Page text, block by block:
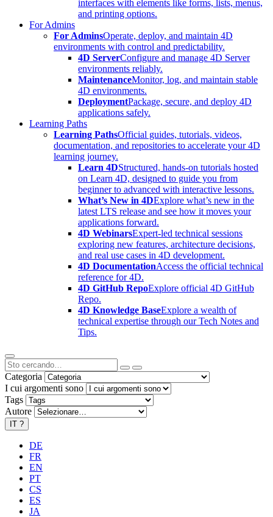
interfaces with elements like forms, lists, menus,
and printing options.
For Admins
For AdminsOperate, deploy, and maintain 4D
environments with control and predictability.
4D ServerConfigure and manage 4D Server
environments reliably.
MaintenanceMonitor, log, and maintain stable
4D environments.
DeploymentPackage, secure, and deploy 4D
applications safely.
Learning Paths
Learning PathsOfficial guides, tutorials, videos,
documentation, and repositories to accelerate your 4D
learning journey.
Learn 4DStructured, hands-on tutorials hosted
on Learn 4D, designed to guide you from
beginner to advanced with interactive lessons.
What’s New in 4DExplore what’s new in the
latest LTS release and see how it moves your
applications forward.
4D WebinarsExpert-led technical sessions
exploring new features, architecture decisions,
and real use cases in 4D development.
4D DocumentationAccess the official technical
reference for 4D.
4D GitHub RepoExplore official 4D GitHub
Repo.
4D Knowledge BaseExplore a wealth of
technical expertise through our Tech Notes and
Tips.
Categoria
I cui argomenti sono
Tags
Autore
IT ?
DE
FR
EN
PT
CS
ES
JA